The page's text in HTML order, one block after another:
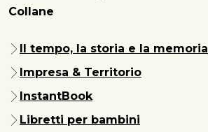
Collane
Il tempo, la storia e la memoria
Impresa & Territorio
InstantBook
Libretti per bambini